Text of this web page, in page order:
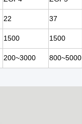
22 37
1500 1500
200~3000 800~5000